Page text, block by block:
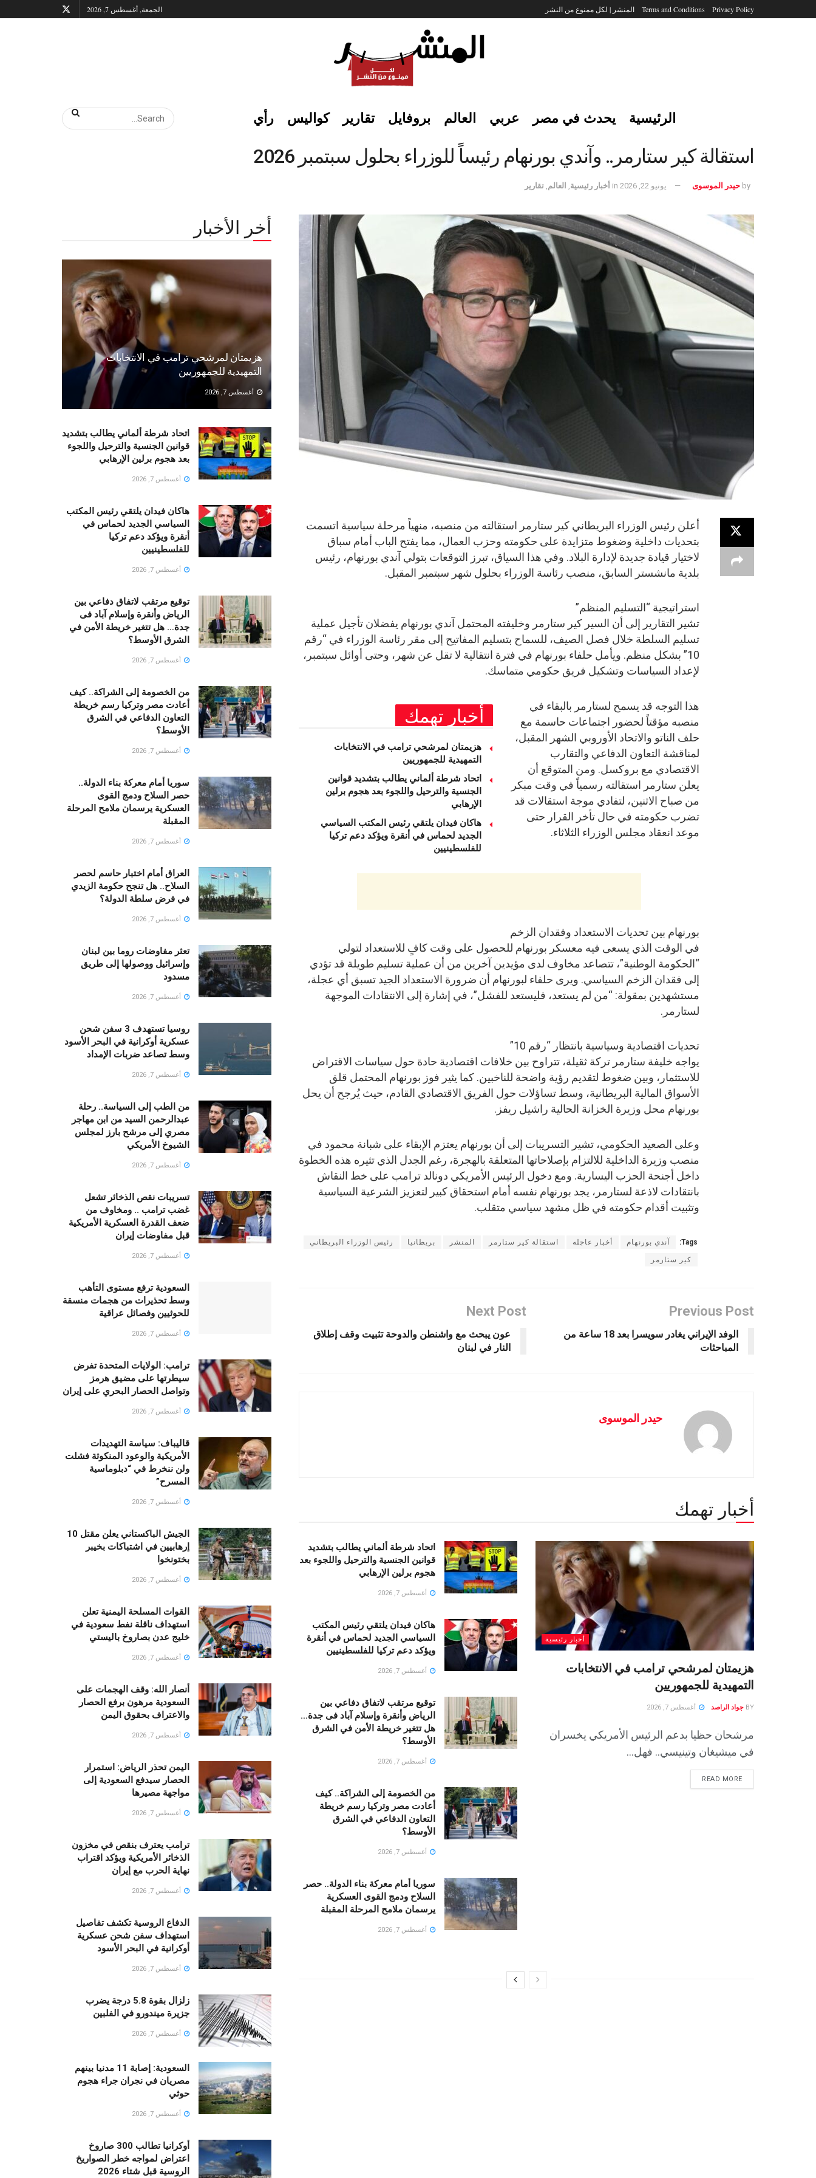
Privacy Policy
Terms and Conditions المنشر | لكل ممنوع من النشر الجمعة, أغسطس 7, 2026
الرئيسية يحدث في مصر عربي العالم بروفايل تقارير كواليس رأي
استقالة كير ستارمر.. وآندي بورنهام رئيساً للوزراء بحلول سبتمبر 2026
by حيدر الموسوى يونيو 22, 2026 in أخبار رئيسية العالم تقارير
أعلن رئيس الوزراء البريطاني كير ستارمر استقالته من منصبه، منهياً مرحلة سياسية اتسمت
بتحديات داخلية وضغوط متزايدة على حكومته وحزب العمال، مما يفتح الباب أمام سباق
لاختيار قيادة جديدة لإدارة البلاد. وفي هذا السياق، تبرز التوقعات بتولي آندي بورنهام، رئيس
بلدية مانشستر السابق، منصب رئاسة الوزراء بحلول شهر سبتمبر المقبل.
استراتيجية “التسليم المنظم”
تشير التقارير إلى أن السير كير ستارمر وخليفته المحتمل آندي بورنهام يفضلان تأجيل عملية
تسليم السلطة خلال فصل الصيف، للسماح بتسليم المفاتيح إلى مقر رئاسة الوزراء في “رقم
10” بشكل منظم. ويأمل حلفاء بورنهام في فترة انتقالية لا تقل عن شهر، وحتى أوائل سبتمبر،
لإعداد السياسات وتشكيل فريق حكومي متماسك.
أخبار تهمك
هزيمتان لمرشحي ترامب في الانتخابات
التمهيدية للجمهوريين
اتحاد شرطة ألماني يطالب بتشديد قوانين
الجنسية والترحيل واللجوء بعد هجوم برلين
الإرهابي
هاكان فيدان يلتقي رئيس المكتب السياسي
الجديد لحماس في أنقرة ويؤكد دعم تركيا
للفلسطينيين
هذا التوجه قد يسمح لستارمر بالبقاء في
منصبه مؤقتاً لحضور اجتماعات حاسمة مع
حلف الناتو والاتحاد الأوروبي الشهر المقبل،
لمناقشة التعاون الدفاعي والتقارب
الاقتصادي مع بروكسل. ومن المتوقع أن
يعلن ستارمر استقالته رسمياً في وقت مبكر
من صباح الاثنين، لتفادي موجة استقالات قد
تضرب حكومته في حال تأخر القرار حتى
موعد انعقاد مجلس الوزراء الثلاثاء.
بورنهام بين تحديات الاستعداد وفقدان الزخم
في الوقت الذي يسعى فيه معسكر بورنهام للحصول على وقت كافٍ للاستعداد لتولي
“الحكومة الوطنية”، تتصاعد مخاوف لدى مؤيدين آخرين من أن عملية تسليم طويلة قد تؤدي
إلى فقدان الزخم السياسي. ويرى حلفاء لبورنهام أن ضرورة الاستعداد الجيد تسبق أي عجلة،
مستشهدين بمقولة: “من لم يستعد، فليستعد للفشل”، في إشارة إلى الانتقادات الموجهة
لستارمر.
تحديات اقتصادية وسياسية بانتظار “رقم 10”
يواجه خليفة ستارمر تركة ثقيلة، تتراوح بين خلافات اقتصادية حادة حول سياسات الاقتراض
للاستثمار، وبين ضغوط لتقديم رؤية واضحة للناخبين. كما يثير فوز بورنهام المحتمل قلق
الأسواق المالية البريطانية، وسط تساؤلات حول الفريق الاقتصادي القادم، حيث يُرجح أن يحل
بورنهام محل وزيرة الخزانة الحالية راشيل ريفز.
وعلى الصعيد الحكومي، تشير التسريبات إلى أن بورنهام يعتزم الإبقاء على شبانة محمود في
منصب وزيرة الداخلية للالتزام بإصلاحاتها المتعلقة بالهجرة، رغم الجدل الذي تثيره هذه الخطوة
داخل أجنحة الحزب اليسارية. ومع دخول الرئيس الأمريكي دونالد ترامب على خط النقاش
بانتقادات لاذعة لستارمر، يجد بورنهام نفسه أمام استحقاق كبير لتعزيز الشرعية السياسية
وتثبيت أقدام حكومته في ظل مشهد سياسي متقلب.
Tags: آندي بورنهام أخبار عاجله استقالة كير ستارمر المنشر بريطانيا رئيس الوزراء البريطاني
كير ستارمر
Previous Post
الوفد الإيراني يغادر سويسرا بعد 18 ساعة من
المباحثات
Next Post
عون يبحث مع واشنطن والدوحة تثبيت وقف إطلاق
النار في لبنان
حيدر الموسوى
أخبار تهمك
أخبار رئيسية
هزيمتان لمرشحي ترامب في الانتخابات
التمهيدية للجمهوريين
BY جواد الراصد أغسطس 7, 2026
مرشحان حظيا بدعم الرئيس الأمريكي يخسران
في ميشيغان وتينيسي.. فهل...
READ MORE
اتحاد شرطة ألماني يطالب بتشديد
قوانين الجنسية والترحيل واللجوء بعد
هجوم برلين الإرهابي
أغسطس 7, 2026
هاكان فيدان يلتقي رئيس المكتب
السياسي الجديد لحماس في أنقرة
ويؤكد دعم تركيا للفلسطينيين
أغسطس 7, 2026
توقيع مرتقب لاتفاق دفاعي بين
الرياض وأنقرة وإسلام آباد فى جدة…
هل تتغير خريطة الأمن في الشرق
الأوسط؟
أغسطس 7, 2026
من الخصومة إلى الشراكة.. كيف
أعادت مصر وتركيا رسم خريطة
التعاون الدفاعي في الشرق
الأوسط؟
أغسطس 7, 2026
سوريا أمام معركة بناء الدولة.. حصر
السلاح ودمج القوى العسكرية
يرسمان ملامح المرحلة المقبلة
أغسطس 7, 2026
أخر الأخبار
هزيمتان لمرشحي ترامب في الانتخابات
التمهيدية للجمهوريين
أغسطس 7, 2026
اتحاد شرطة ألماني يطالب بتشديد
قوانين الجنسية والترحيل واللجوء
بعد هجوم برلين الإرهابي
أغسطس 7, 2026
هاكان فيدان يلتقي رئيس المكتب
السياسي الجديد لحماس في
أنقرة ويؤكد دعم تركيا
للفلسطينيين
أغسطس 7, 2026
توقيع مرتقب لاتفاق دفاعي بين
الرياض وأنقرة وإسلام آباد فى
جدة… هل تتغير خريطة الأمن في
الشرق الأوسط؟
أغسطس 7, 2026
من الخصومة إلى الشراكة.. كيف
أعادت مصر وتركيا رسم خريطة
التعاون الدفاعي في الشرق
الأوسط؟
أغسطس 7, 2026
سوريا أمام معركة بناء الدولة..
حصر السلاح ودمج القوى
العسكرية يرسمان ملامح المرحلة
المقبلة
أغسطس 7, 2026
العراق أمام اختبار حاسم لحصر
السلاح.. هل تنجح حكومة الزيدي
في فرض سلطة الدولة؟
أغسطس 7, 2026
تعثر مفاوضات روما بين لبنان
وإسرائيل ووصولها إلى طريق
مسدود
أغسطس 7, 2026
روسيا تستهدف 3 سفن شحن
عسكرية أوكرانية في البحر الأسود
وسط تصاعد ضربات الإمداد
أغسطس 7, 2026
من الطب إلى السياسة.. رحلة
عبدالرحمن السيد من ابن مهاجر
مصري إلى مرشح بارز لمجلس
الشيوخ الأمريكي
أغسطس 7, 2026
تسريبات نقص الذخائر تشعل
غضب ترامب .. ومخاوف من
ضعف القدرة العسكرية الأمريكية
قبل مفاوضات إيران
أغسطس 7, 2026
السعودية ترفع مستوى التأهب
وسط تحذيرات من هجمات منسقة
للحوثيين وفصائل عراقية
أغسطس 7, 2026
ترامب: الولايات المتحدة تفرض
سيطرتها على مضيق هرمز
وتواصل الحصار البحري على إيران
أغسطس 7, 2026
قالیباف: سياسة التهديدات
الأمريكية والوعود المنكوثة فشلت
ولن ننخرط في “دبلوماسية
المسرح”
أغسطس 7, 2026
الجيش الباكستاني يعلن مقتل 10
إرهابيين في اشتباكات بخيبر
بختونخوا
أغسطس 7, 2026
القوات المسلحة اليمنية تعلن
استهداف ناقلة نفط سعودية في
خليج عدن بصاروخ باليستي
أغسطس 7, 2026
أنصار الله: وقف الهجمات على
السعودية مرهون برفع الحصار
والاعتراف بحقوق اليمن
أغسطس 7, 2026
اليمن تحذر الرياض: استمرار
الحصار سيدفع السعودية إلى
مواجهة مصيرها
أغسطس 7, 2026
ترامب يعترف بنقص في مخزون
الذخائر الأمريكية ويؤكد اقتراب
نهاية الحرب مع إيران
أغسطس 7, 2026
الدفاع الروسية تكشف تفاصيل
استهداف سفن شحن عسكرية
أوكرانية في البحر الأسود
أغسطس 7, 2026
زلزال بقوة 5.8 درجة يضرب
جزيرة ميندورو في الفلبين
أغسطس 7, 2026
السعودية: إصابة 11 مدنيا بينهم
مصريان في نجران جراء هجوم
حوثي
أغسطس 7, 2026
أوكرانيا تطالب 300 صاروخ
اعتراض لمواجه خطر الصواريخ
الروسية قبل شتاء 2026